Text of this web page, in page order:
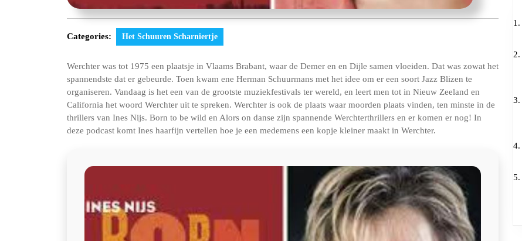
Categories: Het Schuuren Scharniertje
Werchter was tot 1975 een plaatsje in Vlaams Brabant, waar de Demer en en Dijle samen vloeiden. Dat was zowat het
spannendste dat er gebeurde. Toen kwam ene Herman Schuurmans met het idee om er een soort Jazz Blizen te
organiseren. Vandaag is het een van de grootste muziekfestivals ter wereld, en leert men tot in Nieuw Zeeland en
California het woord Werchter uit te spreken. Werchter is ook de plaats waar moorden plaats vinden, ten minste in de
thrillers van Ines Nijs. Born to be wild en Alors on danse zijn spannende Werchterthrillers en er komen er nog! In
deze podcast komt Ines haarfijn vertellen hoe je een medemens een kopje kleiner maakt in Werchter.